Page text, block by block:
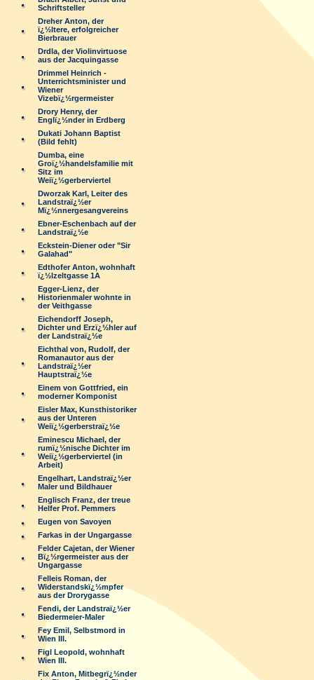
Schriftsteller
Dreher Anton, der
ï¿½ltere, erfolgreicher
Bierbrauer
Drdla, der Violinvirtuose
aus der Jacquingasse
Drimmel Heinrich -
Unterrichtsminister und
Wiener
Vizebï¿½rgermeister
Drory Henry, der
Englï¿½nder in Erdberg
Dukati Johann Baptist
(Bild fehlt)
Dumba, eine
Groï¿½handelsfamilie mit
Sitz im
Weiï¿½gerberviertel
Dworzak Karl, Leiter des
Landstraï¿½er
Mï¿½nnergesangvereins
Ebner-Eschenbach auf der
Landstraï¿½e
Eckstein-Diener oder "Sir
Galahad"
Edthofer Anton, wohnhaft
ï¿½lzeltgasse 1A
Egger-Lienz, der
Historienmaler wohnte in
der Veithgasse
Eichendorff Joseph,
Dichter und Erzï¿½hler auf
der Landstraï¿½e
Eichthal von, Rudolf, der
Romanautor aus der
Landstraï¿½er
Hauptstraï¿½e
Einem von Gottfried, ein
moderner Komponist
Eisler Max, Kunsthistoriker
aus der Unteren
Weiï¿½gerberstraï¿½e
Eminescu Michael, der
rumï¿½nische Dichter im
Weiï¿½gerberviertel (in
Arbeit)
Engelhart, Landstraï¿½er
Maler und Bildhauer
Englisch Franz, der treue
Helfer Prof. Pemmers
Eugen von Savoyen
Farkas in der Ungargasse
Felder Cajetan, der Wiener
Bï¿½rgermeister aus der
Ungargasse
Felleis Roman, der
Widerstandskï¿½mpfer
aus der Drorygasse
Fendi, der Landstraï¿½er
Biedermeier-Maler
Fey Emil, Selbstmord in
Wien III.
Figl Leopold, wohnhaft
Wien III.
Fix Anton, Mitbegrï¿½nder